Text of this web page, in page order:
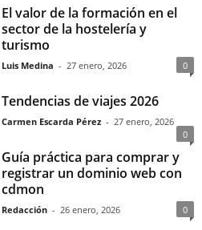
El valor de la formación en el
sector de la hostelería y
turismo
Luis Medina - 27 enero, 2026 0
Tendencias de viajes 2026
Carmen Escarda Pérez - 27 enero, 2026
0
Guía práctica para comprar y
registrar un dominio web con
cdmon
Redacción - 26 enero, 2026 0